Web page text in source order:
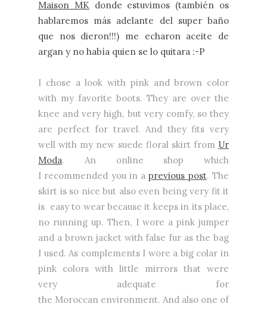
Maison MKdonde estuvimos (también os
hablaremos más adelante del super baño
que nos dieron!!!) me echaron aceite de
argan y no había quien se lo quitara :-P
I chose a look with pink and brown color
with my favorite boots. They are over the
knee and very high, but very comfy, so they
are perfect for travel. And they fits very
well with my new suede floral skirt from Ur
Moda. An online shop which
I recommended you in aprevious post. The
skirt is so nice but also even being very fit it
is easy to wear because it keeps in its place,
no running up. Then, I wore a pink jumper
and a brown jacket with false fur as the bag
I used. As complements I wore a big colar in
pink colors with little mirrors that were
very adequate for
the Moroccan environment. And also one of